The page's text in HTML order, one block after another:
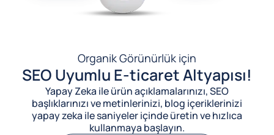
Organik Görünürlük için
SEO Uyumlu E-ticaret Altyapısı!
Yapay Zeka ile ürün açıklamalarınızı, SEO
başlıklarınızı ve metinlerinizi, blog içeriklerinizi
yapay zeka ile saniyeler içinde üretin ve hızlıca
kullanmaya başlayın.